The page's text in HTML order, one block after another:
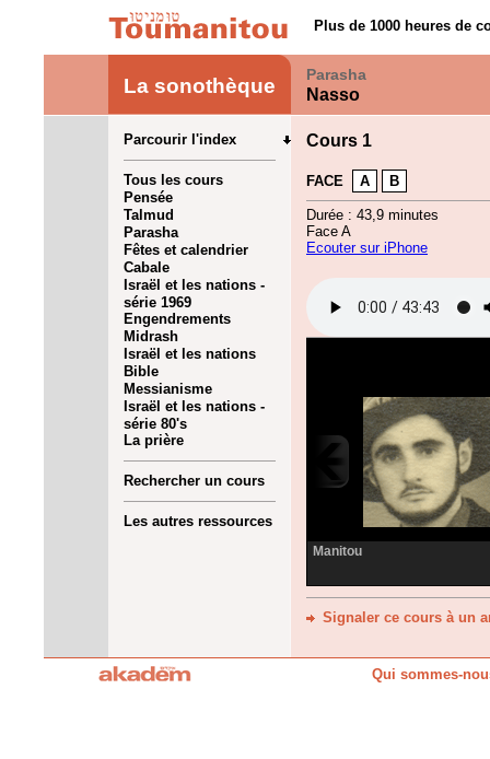
Plus de 1000 heures de
La sonothèque Parasha
Nasso
Parcourir l'index
Tous les cours
Pensée
Talmud
Parasha
Fêtes et calendrier
Cabale
Israël et les nations -
série 1969
Engendrements
Midrash
Israël et les nations
Bible
Messianisme
Israël et les nations -
série 80's
La prière
Rechercher un cours
Les autres ressources
Cours 1
FACE A B
Durée : 43,9 minutes
Face A
Ecouter sur iPhone
Manitou
Signaler ce cours à un
Qui sommes-